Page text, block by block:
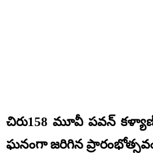
చిరు158 మూవీ పవన్
ఘనంగా జరిగిన